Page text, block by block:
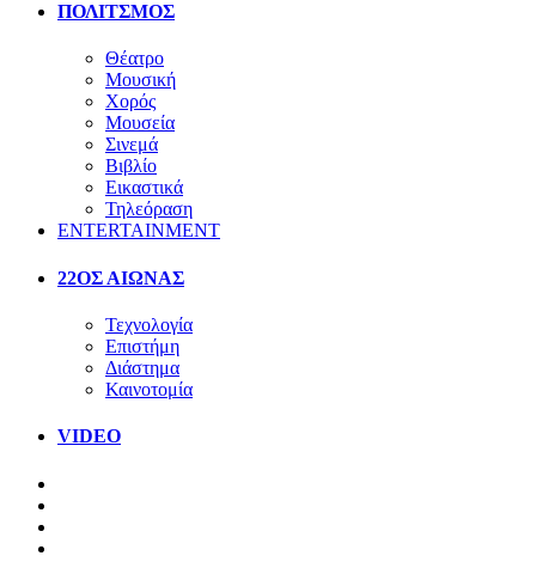
ΠΟΛΙΤΣΜΟΣ
Θέατρο
Μουσική
Χορός
Μουσεία
Σινεμά
Βιβλίο
Εικαστικά
Τηλεόραση
ENTERTAINMENT
22ΟΣ ΑΙΩΝΑΣ
Τεχνολογία
Επιστήμη
Διάστημα
Καινοτομία
VIDEO